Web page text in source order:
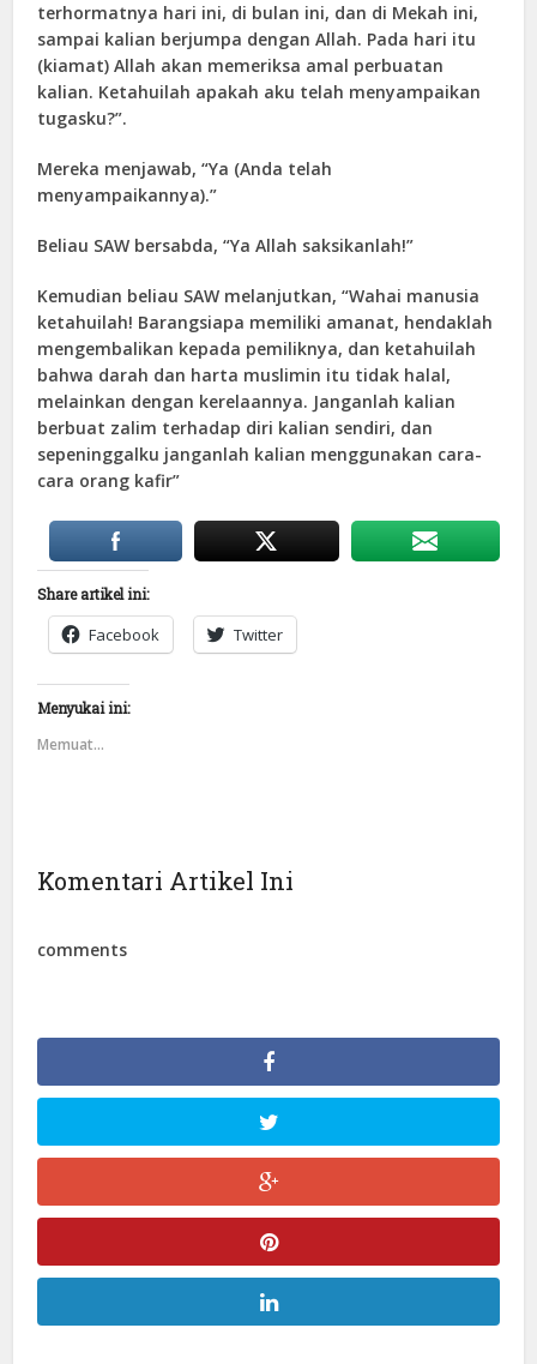
terhormatnya hari ini, di bulan ini, dan di Mekah ini,
sampai kalian berjumpa dengan Allah. Pada hari itu
(kiamat) Allah akan memeriksa amal perbuatan
kalian. Ketahuilah apakah aku telah menyampaikan
tugasku?”.
Mereka menjawab, “Ya (Anda telah
menyampaikannya).”
Beliau SAW bersabda, “Ya Allah saksikanlah!”
Kemudian beliau SAW melanjutkan, “Wahai manusia
ketahuilah! Barangsiapa memiliki amanat, hendaklah
mengembalikan kepada pemiliknya, dan ketahuilah
bahwa darah dan harta muslimin itu tidak halal,
melainkan dengan kerelaannya. Janganlah kalian
berbuat zalim terhadap diri kalian sendiri, dan
sepeninggalku janganlah kalian menggunakan cara-
cara orang kafir”
Share artikel ini:
Facebook Twitter
Menyukai ini:
Memuat...
Komentari Artikel Ini
comments